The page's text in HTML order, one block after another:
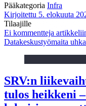
Pääkategoria Infra
Kirjoitettu 5. elokuuta
Tilaajille
Ei kommentteja
Datakeskustyömaita
SRV:n
tulos heikkeni